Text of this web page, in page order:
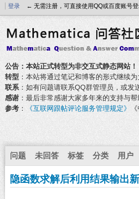
登录 ← 无需注册，可直接使用QQ或百度账号
公告：本站正式转型为非交互式静态网站！
转型 ：本站将通过笔记和博客的形式继续
联系 ：如有问题请联系QQ群管理员，或
感谢 ：最后非常感谢大家多年来的支持与帮
参考 ： 《互联网跟帖评论服务管理规定》
问题 未回答 标签 分类 用户
隐函数求解后利用结果输出